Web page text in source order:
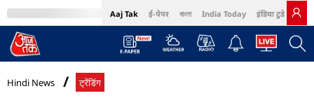
Aaj Tak ई-पेपर বাংলা India Today इंडिया टुडे हिंदी
MumbaiTak Cosmopolitan Harper's Bazaar Northeast
Hindi News ट्रेंडिंग